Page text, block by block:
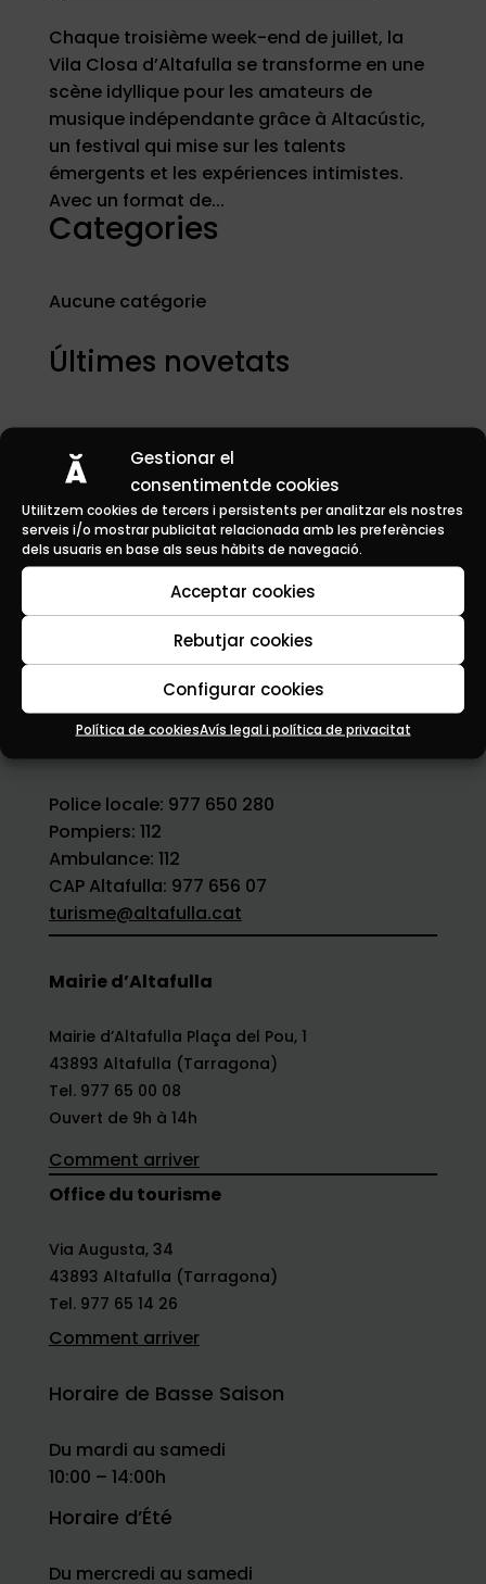
Gestionar el
consentimentde cookies
Utilitzem cookies de tercers i persistents per analitzar els nostres
serveis i/o mostrar publicitat relacionada amb les preferències
dels usuaris en base als seus hàbits de navegació.
Acceptar cookies
Rebutjar cookies
Configurar cookies
Política de cookiesAvís legal i política de privacitat
Chaque troisième week-end de juillet, la
Vila Closa d’Altafulla se transforme en une
scène idyllique pour les amateurs de
musique indépendante grâce à Altacústic,
un festival qui mise sur les talents
émergents et les expériences intimistes.
Avec un format de...
Categories
Aucune catégorie
Últimes novetats
Planifiez
Découvrez
Actualités
Contact
Police locale: 977 650 280
Pompiers: 112
Ambulance: 112
CAP Altafulla: 977 656 07
turisme@altafulla.cat
Mairie d’Altafulla
Mairie d’Altafulla Plaça del Pou, 1
43893 Altafulla (Tarragona)
Tel. 977 65 00 08
Ouvert de 9h à 14h
Comment arriver
Office du tourisme
Via Augusta, 34
43893 Altafulla (Tarragona)
Tel. 977 65 14 26
Comment arriver
Horaire de Basse Saison
Du mardi au samedi
10:00 – 14:00h
Horaire d’Été
Du mercredi au samedi